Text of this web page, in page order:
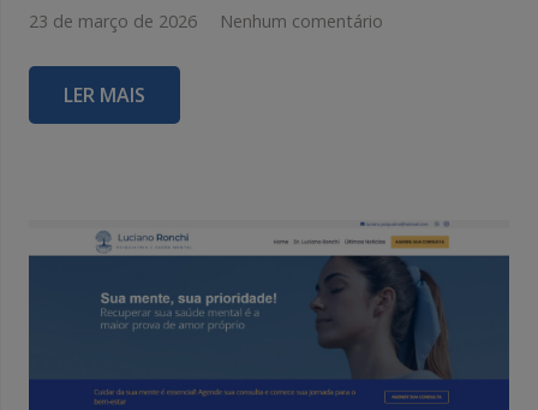
23 de março de 2026 Nenhum comentário
LER MAIS